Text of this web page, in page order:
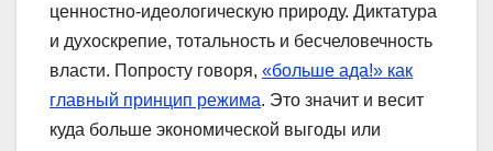
ценностно-идеологическую природу. Диктатура
и духоскрепие, тотальность и бесчеловечность
власти. Попросту говоря, «больше ада!» как
главный принцип режима. Это значит и весит
куда больше экономической выгоды или